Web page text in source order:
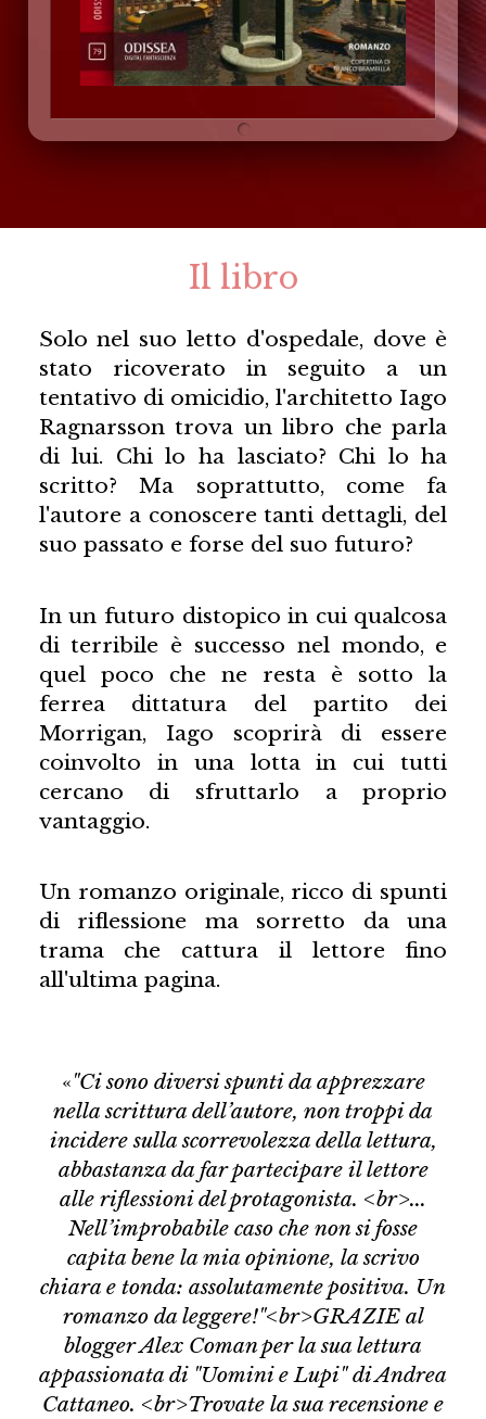
Il libro
Solo nel suo letto d'ospedale, dove è
stato ricoverato in seguito a un
tentativo di omicidio, l'architetto Iago
Ragnarsson trova un libro che parla
di lui. Chi lo ha lasciato? Chi lo ha
scritto? Ma soprattutto, come fa
l'autore a conoscere tanti dettagli, del
suo passato e forse del suo futuro?
In un futuro distopico in cui qualcosa
di terribile è successo nel mondo, e
quel poco che ne resta è sotto la
ferrea dittatura del partito dei
Morrigan, Iago scoprirà di essere
coinvolto in una lotta in cui tutti
cercano di sfruttarlo a proprio
vantaggio.
Un romanzo originale, ricco di spunti
di riflessione ma sorretto da una
trama che cattura il lettore fino
all'ultima pagina.
«"Ci sono diversi spunti da apprezzare
nella scrittura dell’autore, non troppi da
incidere sulla scorrevolezza della lettura,
abbastanza da far partecipare il lettore
alle riflessioni del protagonista. <br>...
Nell’improbabile caso che non si fosse
capita bene la mia opinione, la scrivo
chiara e tonda: assolutamente positiva. Un
romanzo da leggere!"<br>GRAZIE al
blogger Alex Coman per la sua lettura
appassionata di "Uomini e Lupi" di Andrea
Cattaneo. <br>Trovate la sua recensione e